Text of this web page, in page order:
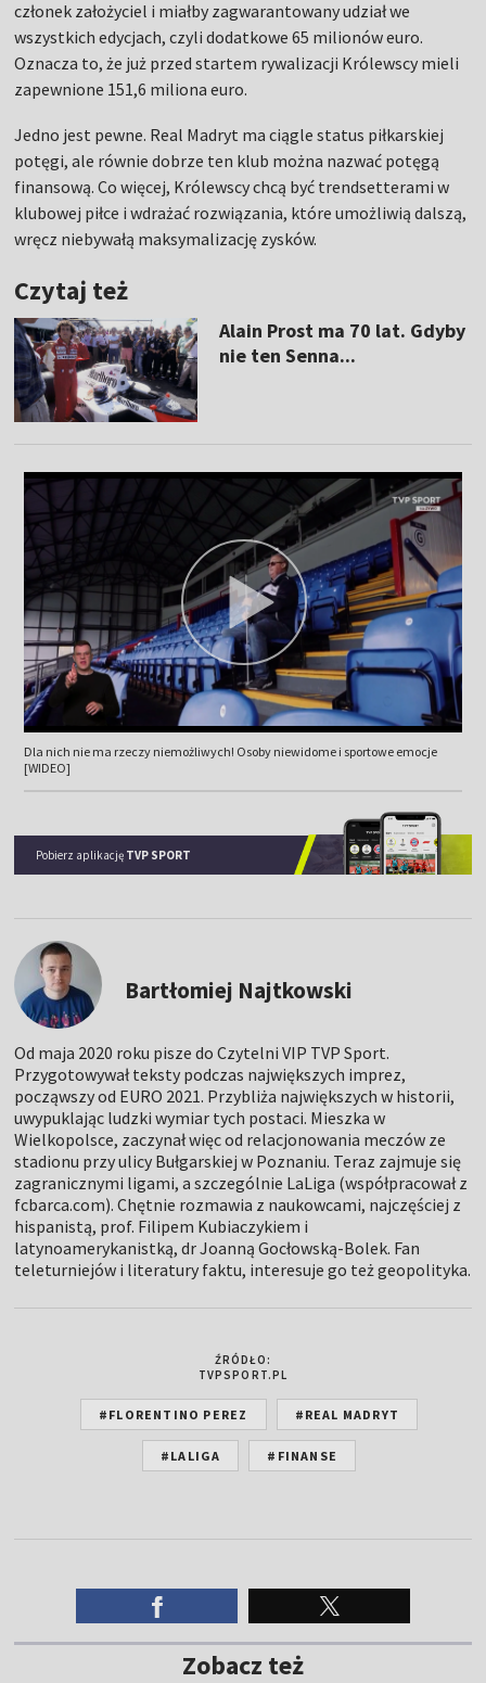
członek założyciel i miałby zagwarantowany udział we
wszystkich edycjach, czyli dodatkowe 65 milionów euro.
Oznacza to, że już przed startem rywalizacji Królewscy mieli
zapewnione 151,6 miliona euro.
Jedno jest pewne. Real Madryt ma ciągle status piłkarskiej
potęgi, ale równie dobrze ten klub można nazwać potęgą
finansową. Co więcej, Królewscy chcą być trendsetterami w
klubowej piłce i wdrażać rozwiązania, które umożliwią dalszą,
wręcz niebywałą maksymalizację zysków.
Czytaj też
Alain Prost ma 70 lat. Gdyby
nie ten Senna...
Dla nich nie ma rzeczy niemożliwych! Osoby niewidome i sportowe emocje
[WIDEO]
Pobierz aplikację TVP SPORT
Bartłomiej Najtkowski
Od maja 2020 roku pisze do Czytelni VIP TVP Sport.
Przygotowywał teksty podczas największych imprez,
począwszy od EURO 2021. Przybliża największych w historii,
uwypuklając ludzki wymiar tych postaci. Mieszka w
Wielkopolsce, zaczynał więc od relacjonowania meczów ze
stadionu przy ulicy Bułgarskiej w Poznaniu. Teraz zajmuje się
zagranicznymi ligami, a szczególnie LaLiga (współpracował z
fcbarca.com). Chętnie rozmawia z naukowcami, najczęściej z
hispanistą, prof. Filipem Kubiaczykiem i
latynoamerykanistką, dr Joanną Gocłowską-Bolek. Fan
teleturniejów i literatury faktu, interesuje go też geopolityka.
ŹRÓDŁO:
TVPSPORT.PL
#FLORENTINO PEREZ #REAL MADRYT
#LALIGA #FINANSE
Zobacz też